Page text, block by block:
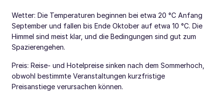
Wetter: Die Temperaturen beginnen bei etwa 20 °C Anfang
September und fallen bis Ende Oktober auf etwa 10 °C. Die
Himmel sind meist klar, und die Bedingungen sind gut zum
Spazierengehen.
Preis: Reise- und Hotelpreise sinken nach dem Sommerhoch,
obwohl bestimmte Veranstaltungen kurzfristige
Preisanstiege verursachen können.